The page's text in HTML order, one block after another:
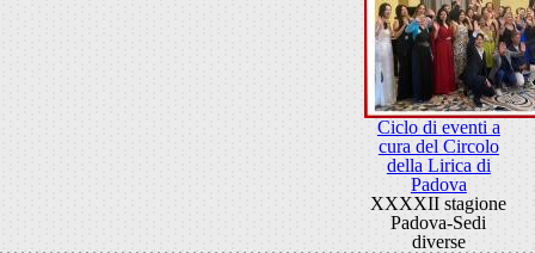
Ciclo di eventi a
cura del Circolo
della Lirica di
Padova
XXXXII stagione
Padova-Sedi
diverse